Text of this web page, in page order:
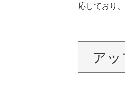
応しており
ア